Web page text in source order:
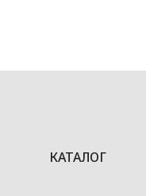
КАТАЛОГ